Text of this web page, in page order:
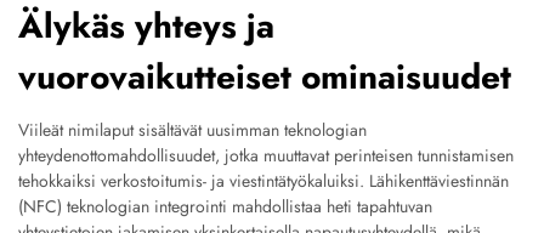
Älykäs yhteys ja
vuorovaikutteiset ominaisuudet
Viileät nimilaput sisältävät uusimman teknologian
yhteydenottomahdollisuudet, jotka muuttavat perinteisen tunnistamisen
tehokkaiksi verkostoitumis- ja viestintätyökaluiksi. Lähikenttäviestinnän
(NFC) teknologian integrointi mahdollistaa heti tapahtuvan